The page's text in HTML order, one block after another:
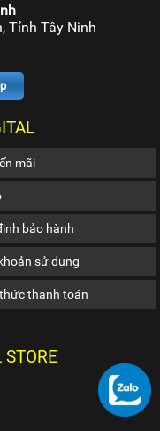
Tỉnh Tây Ninh
mãi
bảo hành
sử dụng
thanh toán